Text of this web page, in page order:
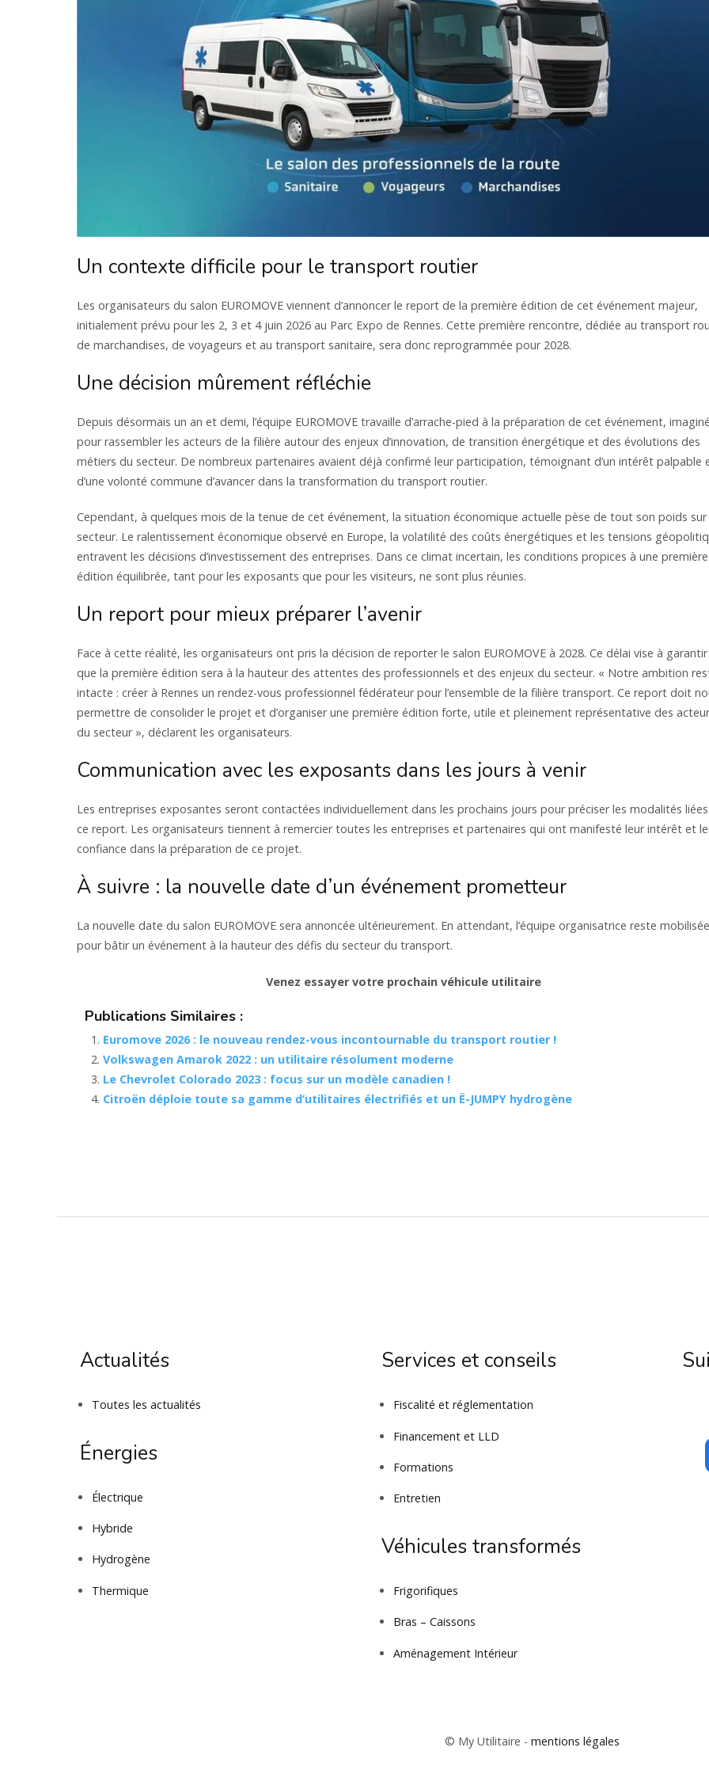
Un contexte difficile pour le transport routier
Les organisateurs du salon EUROMOVE viennent d’annoncer le report de la première édition de cet événement majeur,
initialement prévu pour les 2, 3 et 4 juin 2026 au Parc Expo de Rennes. Cette première rencontre, dédiée au transport
de marchandises, de voyageurs et au transport sanitaire, sera donc reprogrammée pour 2028.
Une décision mûrement réfléchie
Depuis désormais un an et demi, l’équipe EUROMOVE travaille d’arrache-pied à la préparation de cet événement, imaginé
pour rassembler les acteurs de la filière autour des enjeux d’innovation, de transition énergétique et des évolutions des
métiers du secteur. De nombreux partenaires avaient déjà confirmé leur participation, témoignant d’un intérêt palpable
d’une volonté commune d’avancer dans la transformation du transport routier.
Cependant, à quelques mois de la tenue de cet événement, la situation économique actuelle pèse de tout son poids sur
secteur. Le ralentissement économique observé en Europe, la volatilité des coûts énergétiques et les tensions
entravent les décisions d’investissement des entreprises. Dans ce climat incertain, les conditions propices à une première
édition équilibrée, tant pour les exposants que pour les visiteurs, ne sont plus réunies.
Un report pour mieux préparer l’avenir
Face à cette réalité, les organisateurs ont pris la décision de reporter le salon EUROMOVE à 2028. Ce délai vise à garantir
que la première édition sera à la hauteur des attentes des professionnels et des enjeux du secteur. « Notre ambition
intacte : créer à Rennes un rendez-vous professionnel fédérateur pour l’ensemble de la filière transport. Ce report doit
permettre de consolider le projet et d’organiser une première édition forte, utile et pleinement représentative des
du secteur », déclarent les organisateurs.
Communication avec les exposants dans les jours à venir
Les entreprises exposantes seront contactées individuellement dans les prochains jours pour préciser les modalités
ce report. Les organisateurs tiennent à remercier toutes les entreprises et partenaires qui ont manifesté leur intérêt et
confiance dans la préparation de ce projet.
À suivre : la nouvelle date d’un événement prometteur
La nouvelle date du salon EUROMOVE sera annoncée ultérieurement. En attendant, l’équipe organisatrice reste mobilisée
pour bâtir un événement à la hauteur des défis du secteur du transport.
Venez essayer votre prochain véhicule utilitaire
Publications Similaires :
Euromove 2026 : le nouveau rendez-vous incontournable du transport routier !
Volkswagen Amarok 2022 : un utilitaire résolument moderne
Le Chevrolet Colorado 2023 : focus sur un modèle canadien !
Citroën déploie toute sa gamme d’utilitaires électrifiés et un Ë-JUMPY hydrogène
Actualités
Toutes les actualités
Énergies
Électrique
Hybride
Hydrogène
Thermique
Services et conseils
Fiscalité et réglementation
Financement et LLD
Formations
Entretien
Véhicules transformés
Frigorifiques
Bras – Caissons
Aménagement Intérieur
© My Utilitaire - mentions légales